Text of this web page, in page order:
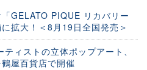
GELATO PIQUE リカバリー
拡大！＜8月19日全国発売＞
ィストの立体ポップアート、
屋百貨店で開催